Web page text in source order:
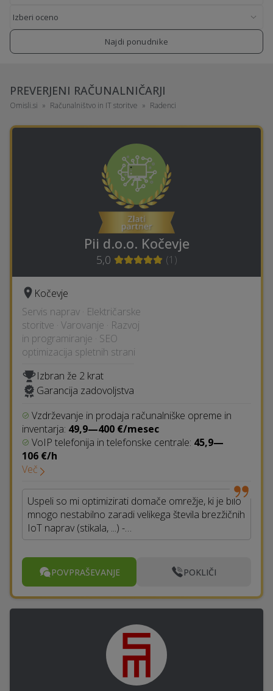
Najdi ponudnike
PREVERJENI RAČUNALNIČARJI
Omisli.si Računalništvo in IT storitve Radenci
Pii d.o.o. Kočevje
5,0 (1 )
Kočevje
Servis naprav · Električarske
storitve · Varovanje · Razvoj
in programiranje · SEO
optimizacija spletnih strani
Izbran že 2 krat
Garancija zadovoljstva
Vzdrževanje in prodaja računalniške opreme in
inventarja: 49,9—400 €/mesec
VoIP telefonija in telefonske centrale: 45,9—
106 €/h
Več
Uspeli so mi optimizirati domače omrežje, ki je bilo
mnogo nestabilno zaradi velikega števila brezžičnih
IoT naprav (stikala, ...) -…
POVPRAŠEVANJE POKLIČI